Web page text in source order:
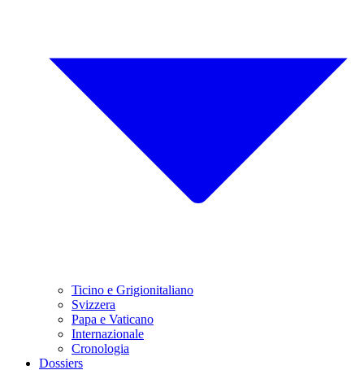
Ticino e Grigionitaliano
Svizzera
Papa e Vaticano
Internazionale
Cronologia
Dossiers